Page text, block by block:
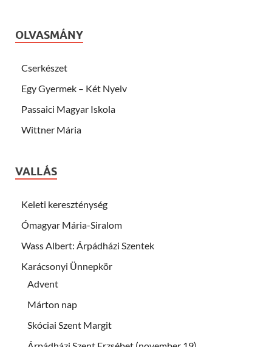
OLVASMÁNY
Cserkészet
Egy Gyermek – Két Nyelv
Passaici Magyar Iskola
Wittner Mária
VALLÁS
Keleti kereszténység
Ómagyar Mária-Siralom
Wass Albert: Árpádházi Szentek
Karácsonyi Ünnepkör
Advent
Márton nap
Skóciai Szent Margit